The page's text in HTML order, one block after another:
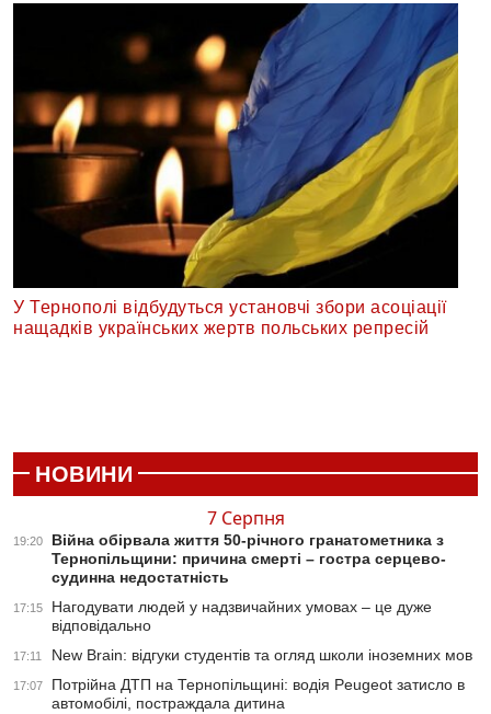
У Тернополі відбудуться установчі збори асоціації
нащадків українських жертв польських репресій
НОВИНИ
7 Серпня
19:20
Війна обірвала життя 50-річного гранатометника з
Тернопільщини: причина смерті – гостра серцево-
судинна недостатність
17:15
Нагодувати людей у надзвичайних умовах – це дуже
відповідально
17:11 New Brain: відгуки студентів та огляд школи іноземних мов
17:07
Потрійна ДТП на Тернопільщині: водія Peugeot затисло в
автомобілі, постраждала дитина